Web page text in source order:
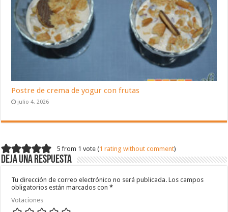
Postre de crema de yogur con frutas
julio 4, 2026
5 from 1 vote (1 rating without comment)
Deja una respuesta
Tu dirección de correo electrónico no será publicada. Los campos
obligatorios están marcados con*
Votaciones